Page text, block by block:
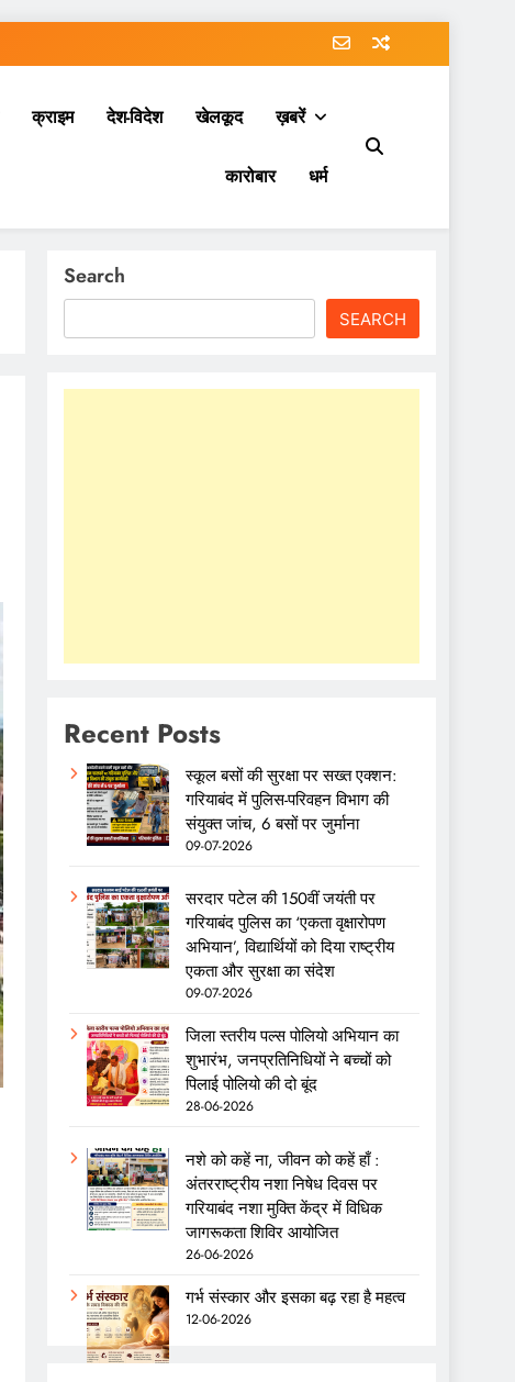
क्राइम देश-विदेश खेलकूद ख़बरें
कारोबार धर्म
Search
SEARCH
Recent Posts
स्कूल बसों की सुरक्षा पर सख्त एक्शन:
गरियाबंद में पुलिस-परिवहन विभाग की
संयुक्त जांच, 6 बसों पर जुर्माना
09-07-2026
सरदार पटेल की 150वीं जयंती पर
गरियाबंद पुलिस का ‘एकता वृक्षारोपण
अभियान’, विद्यार्थियों को दिया राष्ट्रीय
एकता और सुरक्षा का संदेश
09-07-2026
जिला स्तरीय पल्स पोलियो अभियान का
शुभारंभ, जनप्रतिनिधियों ने बच्चों को
पिलाई पोलियो की दो बूंद
28-06-2026
नशे को कहें ना, जीवन को कहें हाँ :
अंतरराष्ट्रीय नशा निषेध दिवस पर
गरियाबंद नशा मुक्ति केंद्र में विधिक
जागरूकता शिविर आयोजित
26-06-2026
गर्भ संस्कार और इसका बढ़ रहा है महत्व
12-06-2026